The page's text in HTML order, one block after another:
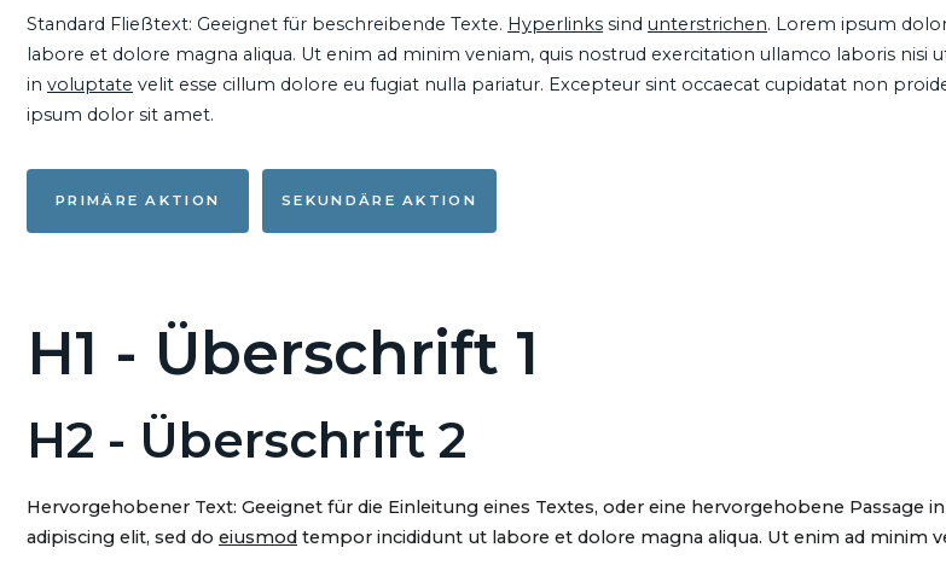
Standard Fließtext: Geeignet für beschreibende Texte. Hyperlinks sind unterstrichen. Lorem ipsum
labore et dolore magna aliqua. Ut enim ad minim veniam, quis nostrud exercitation ullamco laboris
in voluptate velit esse cillum dolore eu fugiat nulla pariatur. Excepteur sint occaecat cupidatat non
ipsum dolor sit amet.
PRIMÄRE AKTION SEKUNDÄRE AKTION
H1 - Überschrift 1
H2 - Überschrift 2
Hervorgehobener Text: Geeignet für die Einleitung eines Textes, oder eine hervorgehobene
adipiscing elit, sed do eiusmod tempor incididunt ut labore et dolore magna aliqua. Ut enim ad minim